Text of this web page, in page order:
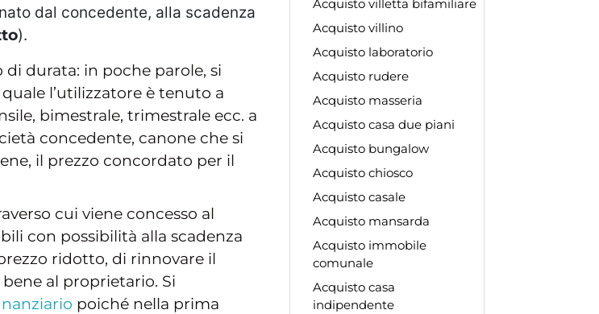
dal concedente, alla scadenza
).
durata: in poche parole, si
l’utilizzatore è tenuto a
bimestrale, trimestrale ecc. a
concedente, canone che si
il prezzo concordato per il
cui viene concesso al
con possibilità alla scadenza
ridotto, di rinnovare il
al proprietario. Si
poiché nella prima
Acquisto villetta bifamiliare
Acquisto villino
Acquisto laboratorio
Acquisto rudere
Acquisto masseria
Acquisto casa due piani
Acquisto bungalow
Acquisto chiosco
Acquisto casale
Acquisto mansarda
Acquisto immobile
comunale
Acquisto casa
indipendente